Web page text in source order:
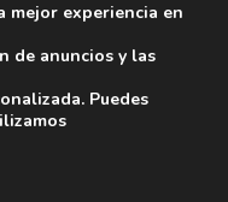
mejor experiencia en
de anuncios y las
Puedes